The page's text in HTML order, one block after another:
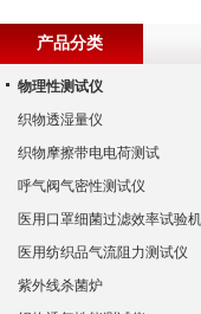
产品分类
物理性测试仪
织物透湿量仪
织物摩擦带电电荷测试
呼气阀气密性测试仪
医用口罩细菌过滤效率试验机
医用纺织品气流阻力测试仪
紫外线杀菌炉